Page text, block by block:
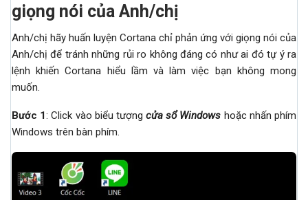
giọng nói của Anh/chị
Anh/chị hãy huấn luyện Cortana chỉ phản ứng với giọng nói của
Anh/chị để tránh những rủi ro không đáng có như ai đó tự ý ra
lệnh khiến Cortana hiểu lầm và làm việc bạn không mong
muốn.
Bước 1: Click vào biểu tượngcửa sổ Windows hoặc nhấn phím
Windows trên bàn phím.